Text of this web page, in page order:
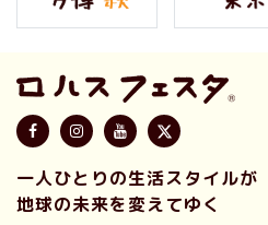
一人ひとりの生活スタイルが
地球の未来を変えてゆく